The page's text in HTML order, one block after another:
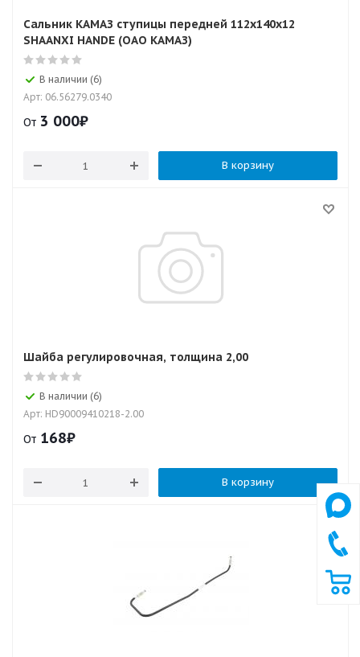
Сальник КАМАЗ ступицы передней 112х140х12
SHAANXI HANDE (ОАО КАМАЗ)
В наличии (6)
Арт: 06.56279.0340
От 3 000₽
В корзину
Шайба регулировочная, толщина 2,00
В наличии (6)
Арт: HD90009410218-2.00
От 168₽
В корзину